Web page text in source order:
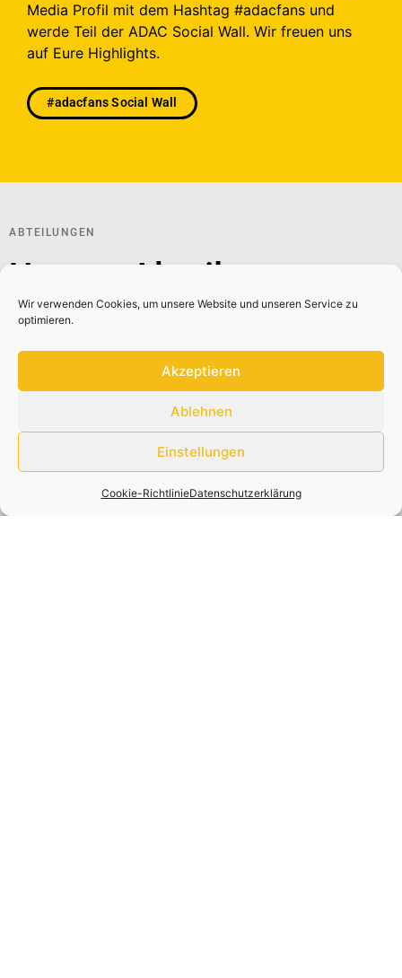
Wir verwenden Cookies, um unsere Website und unseren Service zu
optimieren.
Akzeptieren
Ablehnen
Einstellungen
Cookie-RichtlinieDatenschutzerklärung
Media Profil mit dem Hashtag #adacfans und
werde Teil der ADAC Social Wall. Wir freuen uns
auf Eure Highlights.
#adacfans Social Wall
ABTEILUNGEN
Unsere Abteilungen
Unsere Abteilungen teilen sich in Fit & Gesund, Kultur, Sport
sowie Sport & Aktivitäten in den Regionen auf. Jede
körperlichen und geistigen Ausgleich an, sodass für jeden
was passendes vorhanden ist.